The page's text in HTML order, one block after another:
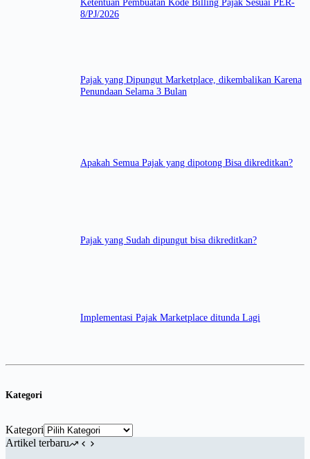
8/PJ/2026
Pajak yang Dipungut Marketplace, dikembalikan Karena
Penundaan Selama 3 Bulan
Apakah Semua Pajak yang dipotong Bisa dikreditkan?
Pajak yang Sudah dipungut bisa dikreditkan?
Implementasi Pajak Marketplace ditunda Lagi
Kategori
Kategori
Artikel terbaru